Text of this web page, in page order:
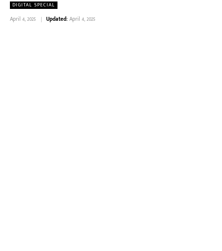
DIGITAL SPECIAL
April 4, 2025 Updated: April 4, 2025